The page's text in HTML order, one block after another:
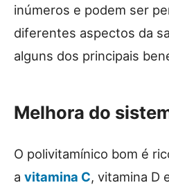
inúmeros e podem ser
diferentes aspectos da
alguns dos principais
Melhora do
O polivitamínico bom é
a vitamina C, vitamina D